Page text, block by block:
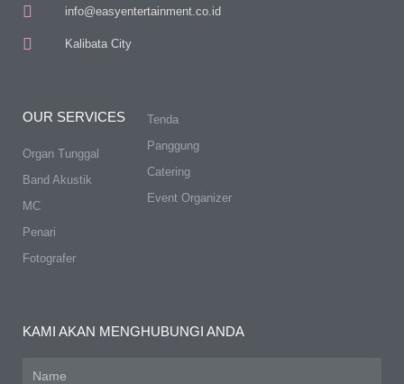
info@easyentertainment.co.id
Kalibata City
OUR SERVICES
Organ Tunggal
Band Akustik
MC
Penari
Fotografer
Tenda
Panggung
Catering
Event Organizer
KAMI AKAN MENGHUBUNGI ANDA